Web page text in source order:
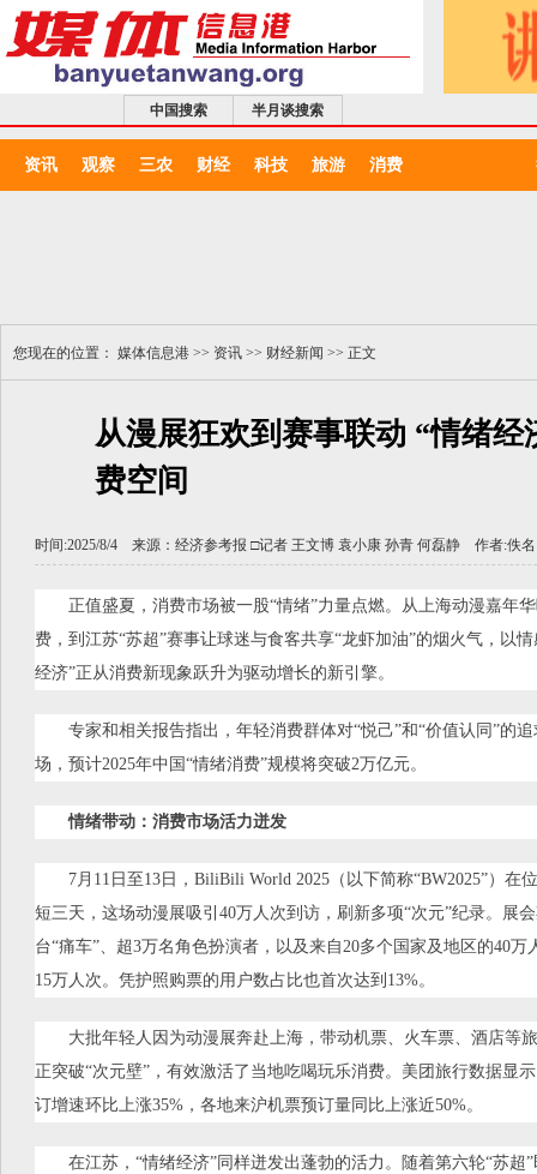
中国搜索 半月谈搜索
资讯 观察 三农 财经 科技 旅游 消费
您现在的位置： 媒体信息港 >> 资讯 >> 财经新闻 >> 正文
从漫展狂欢到赛事联动 “情绪经
费空间
时间:2025/8/4 来源： 经济参考报 □记者 王文博 袁小康 孙青 何磊静作者:佚名
正值盛夏，消费市场被一股“情绪”力量点燃。从上海动漫嘉年
费，到江苏“苏超”赛事让球迷与食客共享“龙虾加油”的烟火气，以
经济”正从消费新现象跃升为驱动增长的新引擎。
专家和相关报告指出，年轻消费群体对“悦己”和“价值认同”的
场，预计2025年中国“情绪消费”规模将突破2万亿元。
情绪带动：消费市场活力迸发
7月11日至13日，BiliBili World 2025（以下简称“BW2025”）在
短三天，这场动漫展吸引40万人次到访，刷新多项“次元”纪录。展
台“痛车”、超3万名角色扮演者，以及来自20多个国家及地区的40万
15万人次。凭护照购票的用户数占比也首次达到13%。
大批年轻人因为动漫展奔赴上海，带动机票、火车票、酒店等
正突破“次元壁”，有效激活了当地吃喝玩乐消费。美团旅行数据显
订增速环比上涨35%，各地来沪机票预订量同比上涨近50%。
在江苏，“情绪经济”同样迸发出蓬勃的活力。随着第六轮“苏超